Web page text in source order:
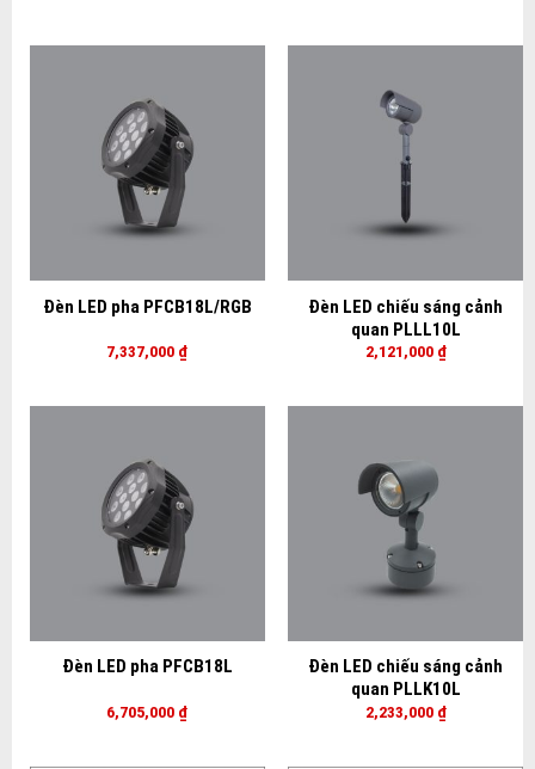
Đèn LED pha PFCB18L/RGB
7,337,000 ₫
Đèn LED chiếu sáng cảnh
quan PLLL10L
2,121,000 ₫
Đèn LED pha PFCB18L
6,705,000 ₫
Đèn LED chiếu sáng cảnh
quan PLLK10L
2,233,000 ₫